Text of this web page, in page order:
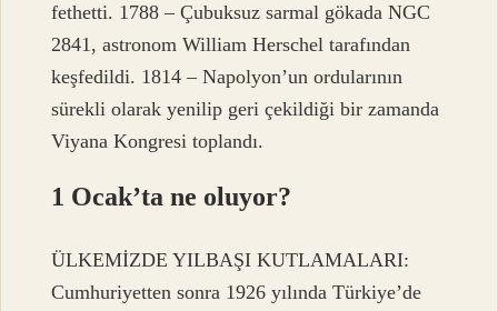
fethetti. 1788 – Çubuksuz sarmal gökada NGC
2841, astronom William Herschel tarafından
keşfedildi. 1814 – Napolyon’un ordularının
sürekli olarak yenilip geri çekildiği bir zamanda
Viyana Kongresi toplandı.
1 Ocak’ta ne oluyor?
ÜLKEMİZDE YILBAŞI KUTLAMALARI:
Cumhuriyetten sonra 1926 yılında Türkiye’de